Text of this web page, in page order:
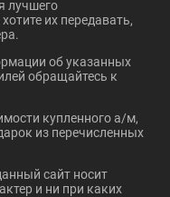
лучшего
их передавать,
об указанных
обращайтесь к
купленного а/м,
из перечисленных
сайт носит
и ни при каких